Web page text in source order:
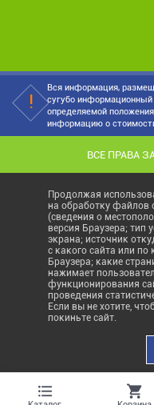
Вся информация,
сугубо информационный
определяемой
информацию о
ВСЕ ПРАВА
Продолжая
на обработку файлов
(сведения о
версия Браузера; тип
экрана; источник
с какого сайта или
Браузера; какие
нажимает
функционирования
проведения
Если вы не хотите,
покиньте сайт.